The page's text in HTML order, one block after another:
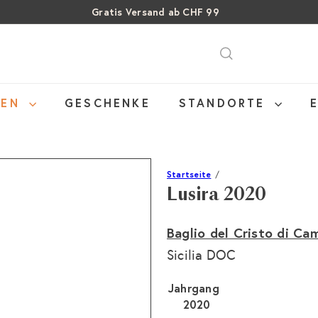
Pause
Über 15% Rabatt auf Sommer Weine
SALE: Bis zu 40% auf letzte Flaschen
GESCHENKE STANDORTE
Startseite
Lusira 2020
Baglio del Cristo di
Sicilia DOC
Jahrgang
2020